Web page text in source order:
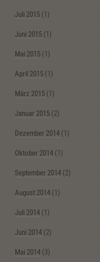
Juli 2015 (1)
Juni 2015 (1)
Mai 2015 (1)
April 2015 (1)
März 2015 (1)
Januar 2015 (2)
Dezember 2014 (1)
Oktober 2014 (1)
September 2014 (2)
August 2014 (1)
Juli 2014 (1)
Juni 2014 (2)
Mai 2014 (3)